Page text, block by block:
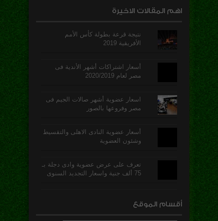
اهم المقالات الاخيرة
نتيجة قرعة بطولة كأس الأمم
الأفريقية 2019
أسعار اشتراكات أشهر الأندية فى
مصر لعام 2020/2019
اسعار عضوية أشهر صالات الجيم فى
مصر وفروعها بالصور
أسعار عضوية النادى الاهلى والتقسيط
وشئون العضوية
تعرف على عرض عضوية وادى دجلة بـ
75 ألف جنية واسعار التجديد السنوى
أقسام الموقع